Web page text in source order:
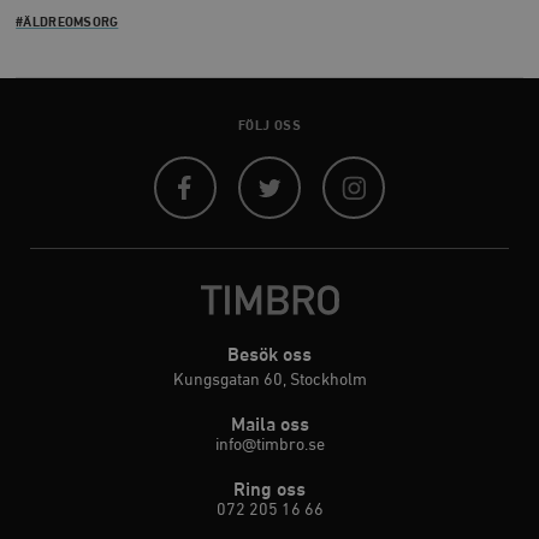
#ÄLDREOMSORG
FÖLJ OSS
Besök oss
Kungsgatan 60, Stockholm
Maila oss
info@timbro.se
Ring oss
072 205 16 66
_hjFirstSeen
woocommerce_items_in_cart